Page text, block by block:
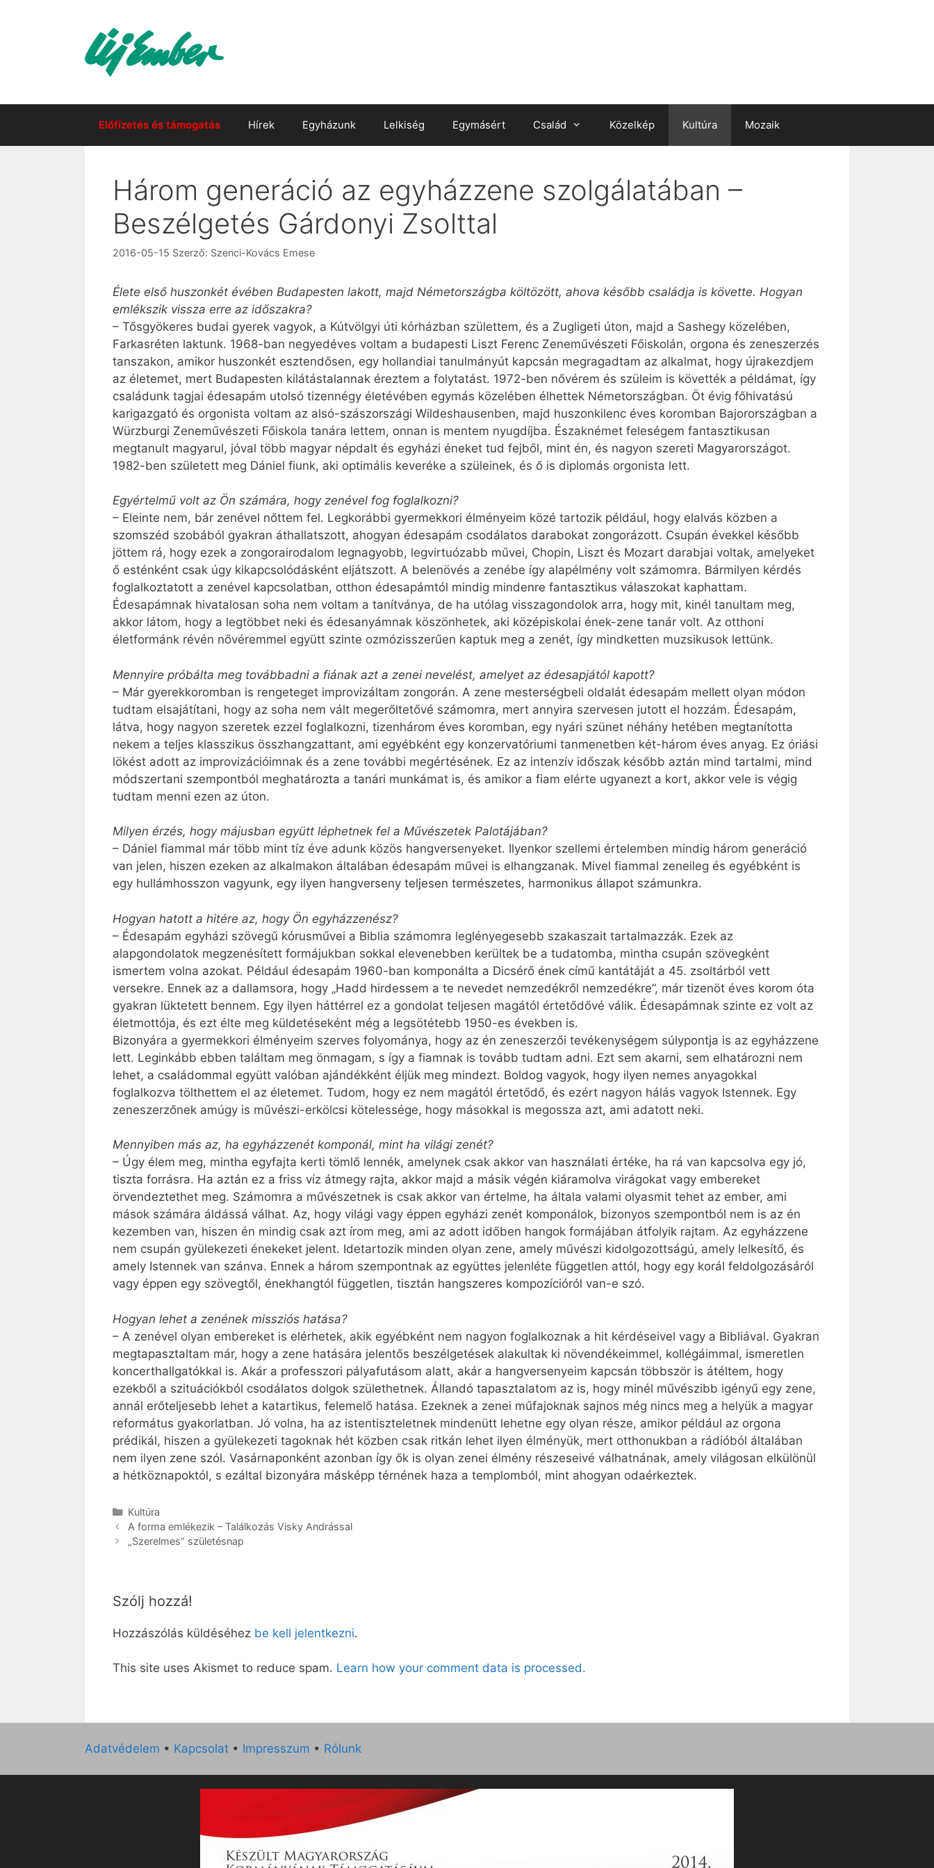
Előfizetés és támogatás Hírek Egyházunk Lelkiség Egymásért Család Közelkép Kultúra Mozaik
Három generáció az egyházzene szolgálatában –
Beszélgetés Gárdonyi Zsolttal
2016-05-15 Szerző: Szenci-Kovács Emese
Élete első huszonkét évében Budapesten lakott, majd Németországba költözött, ahova később családja is követte. Hogyan
emlékszik vissza erre az időszakra?
– Tősgyökeres budai gyerek vagyok, a Kútvölgyi úti kórházban születtem, és a Zugligeti úton, majd a Sashegy közelében,
Farkasréten laktunk. 1968-ban negyedéves voltam a budapesti Liszt Ferenc Zeneművészeti Főiskolán, orgona és zeneszerzés
tanszakon, amikor huszonkét esztendősen, egy hollandiai tanulmányút kapcsán megragadtam az alkalmat, hogy újrakezdjem
az életemet, mert Budapesten kilátástalannak éreztem a folytatást. 1972-ben nővérem és szüleim is követték a példámat, így
családunk tagjai édesapám utolsó tizennégy életévében egymás közelében élhettek Németországban. Öt évig főhivatású
karigazgató és orgonista voltam az alsó-szászországi Wil­des­hau­senben, majd huszonkilenc éves koromban Bajorországban a
Würzburgi Zeneművészeti Főiskola tanára lettem, onnan is mentem nyugdíjba. Észak­német feleségem fantasztikusan
megtanult magyarul, jóval több magyar népdalt és egyházi éneket tud fejből, mint én, és nagyon szereti Magyarországot.
1982-ben született meg Dániel fiunk, aki optimális keveréke a szüleinek, és ő is diplomás orgonista lett.
Egyértelmű volt az Ön számára, hogy zenével fog foglalkozni?
– Eleinte nem, bár zenével nőttem fel. Legkorábbi gyermekkori élményeim közé tartozik például, hogy elalvás közben a
szomszéd szobából gyakran áthallatszott, ahogyan édesapám csodálatos darabokat zongorázott. Csupán évekkel később
jöttem rá, hogy ezek a zongorairodalom legnagyobb, legvirtuózabb művei, Chopin, Liszt és Mozart darabjai voltak, amelyeket
ő esténként csak úgy kikapcsolódásként eljátszott. A belenövés a zenébe így alapélmény volt számomra. Bármilyen kérdés
foglalkoztatott a zenével kapcsolatban, otthon édesapámtól mindig mindenre fantasztikus válaszokat kaphattam.
Édesapámnak hivatalosan soha nem voltam a tanítványa, de ha utólag visszagondolok arra, hogy mit, kinél tanultam meg,
akkor látom, hogy a legtöbbet neki és édesanyámnak köszönhetek, aki középiskolai ének-zene tanár volt. Az otthoni
életformánk révén nővéremmel együtt szinte ozmózisszerűen kaptuk meg a zenét, így mindketten muzsikusok lettünk.
Mennyire próbálta meg továbbadni a fiának azt a zenei nevelést, amelyet az édesapjától kapott?
– Már gyerekkoromban is rengeteget improvizáltam zongorán. A zene mesterségbeli oldalát édesapám mellett olyan módon
tudtam elsajátítani, hogy az soha nem vált megerőltetővé számomra, mert annyira szervesen jutott el hozzám. Édesapám,
látva, hogy nagyon szeretek ezzel foglalkozni, tizenhárom éves koromban, egy nyári szünet néhány hetében megtanította
nekem a teljes klasszikus összhangzattant, ami egyébként egy konzervatóriumi tanmenetben két-három éves anyag. Ez óriási
lökést adott az improvizációimnak és a zene további megértésének. Ez az intenzív időszak később aztán mind tartalmi, mind
módszertani szempontból meghatározta a tanári munkámat is, és amikor a fiam elérte ugyanezt a kort, akkor vele is végig
tudtam menni ezen az úton.
Milyen érzés, hogy májusban együtt léphetnek fel a Művészetek Palotájában?
– Dániel fiammal már több mint tíz éve adunk közös hangversenyeket. Ilyenkor szellemi értelemben mindig három generáció
van jelen, hiszen ezeken az alkalmakon általában édesapám művei is elhangzanak. Mivel fiammal zeneileg és egyébként is
egy hullámhosszon vagyunk, egy ilyen hangverseny teljesen természetes, harmonikus állapot számunkra.
Hogyan hatott a hitére az, hogy Ön egyházzenész?
– Édesapám egyházi szövegű kórusművei a Biblia számomra leglényegesebb szakaszait tartalmazzák. Ezek az
alapgondolatok megzenésített formájukban sokkal elevenebben kerültek be a tudatomba, mintha csupán szövegként
ismertem volna azokat. Például édesapám 1960-ban komponálta a Dicsérő ének című kantátáját a 45. zsoltárból vett
versekre. Ennek az a dallamsora, hogy „Hadd hirdessem a te nevedet nemzedékről nemzedékre”, már tizenöt éves korom óta
gyakran lüktetett bennem. Egy ilyen háttérrel ez a gondolat teljesen magától értetődővé válik. Édesapámnak szinte ez volt az
életmottója, és ezt élte meg küldetéseként még a legsötétebb 1950-es években is.
Bizonyára a gyermekkori élményeim szerves folyománya, hogy az én zeneszerzői tevékenységem súlypontja is az egyházzene
lett. Leginkább ebben találtam meg önmagam, s így a fiamnak is tovább tudtam adni. Ezt sem akarni, sem elhatározni nem
lehet, a családommal együtt valóban ajándékként éljük meg mindezt. Boldog vagyok, hogy ilyen nemes anyagokkal
foglalkozva tölthettem el az életemet. Tudom, hogy ez nem magától értetődő, és ezért nagyon hálás vagyok Istennek. Egy
zeneszerzőnek amúgy is művészi-erkölcsi kötelessége, hogy másokkal is megossza azt, ami adatott neki.
Mennyiben más az, ha egyházzenét komponál, mint ha világi zenét?
– Úgy élem meg, mintha egyfajta kerti tömlő lennék, amelynek csak akkor van használati értéke, ha rá van kapcsolva egy jó,
tiszta forrásra. Ha aztán ez a friss víz átmegy rajta, akkor majd a másik végén kiáramolva virágokat vagy embereket
örvendeztethet meg. Számomra a művészetnek is csak akkor van értelme, ha általa valami olyasmit tehet az ember, ami
mások számára áldássá válhat. Az, hogy világi vagy éppen egyházi zenét komponálok, bizonyos szempontból nem is az én
kezemben van, hiszen én mindig csak azt írom meg, ami az adott időben hangok formájában átfolyik rajtam. Az egyházzene
nem csupán gyülekezeti énekeket jelent. Idetartozik minden olyan zene, amely művészi kidolgozottságú, amely lelkesítő, és
amely Istennek van szánva. Ennek a három szempontnak az együttes jelenléte független attól, hogy egy korál feldolgozásáról
vagy éppen egy szövegtől, énekhangtól független, tisztán hangszeres kompozícióról van-e szó.
Hogyan lehet a zenének missziós hatása?
– A zenével olyan embereket is elérhetek, akik egyébként nem nagyon foglalkoznak a hit kérdéseivel vagy a Bibliával. Gyakran
megtapasztaltam már, hogy a zene hatására jelentős beszélgetések alakultak ki növendékeimmel, kollégáimmal, ismeretlen
koncerthallgatókkal is. Akár a professzori pályafutásom alatt, akár a hangversenyeim kapcsán többször is átéltem, hogy
ezekből a szituációkból csodálatos dolgok születhetnek. Állandó tapasztalatom az is, hogy minél művészibb igényű egy zene,
annál erőteljesebb lehet a katartikus, felemelő hatása. Ezeknek a zenei műfajoknak sajnos még nincs meg a helyük a magyar
református gyakorlatban. Jó volna, ha az istentiszteletnek mindenütt lehetne egy olyan része, amikor például az orgona
prédikál, hiszen a gyülekezeti tagoknak hét közben csak ritkán lehet ilyen élményük, mert otthonukban a rádióból általában
nem ilyen zene szól. Vasárnaponként azonban így ők is olyan zenei élmény részeseivé válhatnának, amely világosan elkülönül
a hétköznapoktól, s ezáltal bizonyára másképp térnének haza a templomból, mint ahogyan odaérkeztek.
Kategória
Kultúra
A forma emlékezik – Találkozás Visky Andrással
„Szerelmes” születésnap
Szólj hozzá!
Hozzászólás küldéséhez be kell jelentkezni.
This site uses Akismet to reduce spam. Learn how your comment data is processed.
Adatvédelem • Kapcsolat • Impresszum • Rólunk